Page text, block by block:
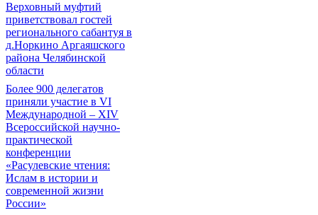
Верховный муфтий
приветствовал гостей
регионального сабантуя в
д.Норкино Аргаяшского
района Челябинской
области
Более 900 делегатов
приняли участие в VI
Международной – ХIV
Всероссийской научно-
практической
конференции
«Расулевские чтения:
Ислам в истории и
современной жизни
России»